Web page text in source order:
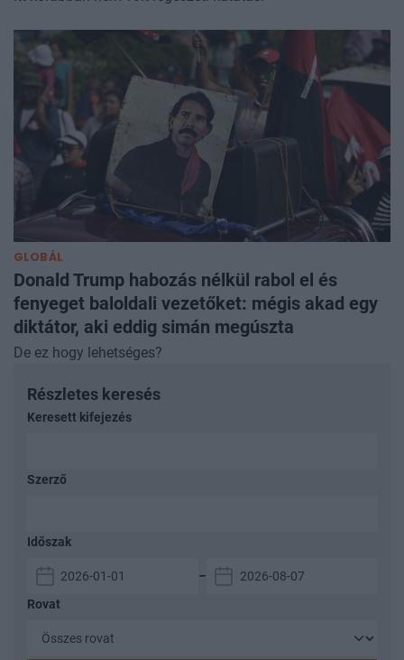
GLOBÁL
Donald Trump habozás nélkül rabol el és
fenyeget baloldali vezetőket: mégis akad egy
diktátor, aki eddig simán megúszta
De ez hogy lehetséges?
Részletes keresés
Keresett kifejezés
Szerző
Időszak
–
Rovat